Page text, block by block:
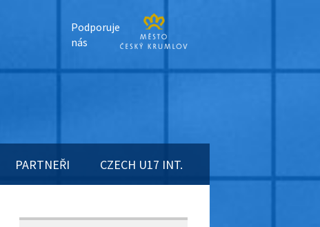
Podporuje
nás
PARTNEŘI CZECH U17 INT.